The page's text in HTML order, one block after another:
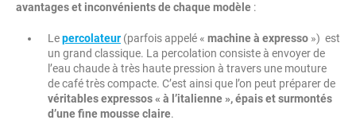
avantages et inconvénients de chaque modèle :
Lepercolateur (parfois appelé « machine à expresso ») est
un grand classique. La percolation consiste à envoyer de
l’eau chaude à très haute pression à travers une mouture
de café très compacte. C’est ainsi que l’on peut préparer de
véritables expressos « à l’italienne », épais et surmontés
d’une fine mousse claire.